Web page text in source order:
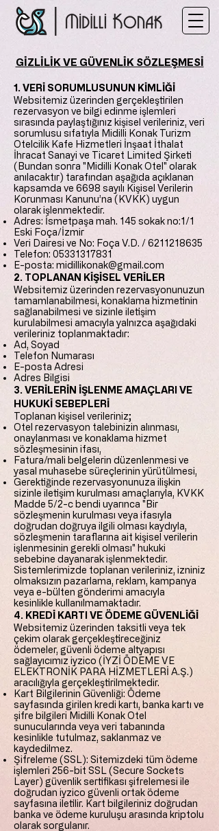
GİZLİLİK VE GÜVENLİK SÖZLEŞMESİ
1. VERİ SORUMLUSUNUN KİMLİĞİ
Websitemiz üzerinden gerçekleştirilen
rezervasyon ve bilgi edinme işlemleri
sırasında paylaştığınız kişisel verileriniz, veri
sorumlusu sıfatıyla Midilli Konak Turizm
Otelcilik Kafe Hizmetleri İnşaat İthalat
İhracat Sanayi ve Ticaret Limited Şirketi
(Bundan sonra "Midilli Konak Otel" olarak
anılacaktır) tarafından aşağıda açıklanan
kapsamda ve 6698 sayılı Kişisel Verilerin
Korunması Kanunu’na (KVKK) uygun
olarak işlenmektedir.
Adres: İsmetpaşa mah. 145 sokak no:1/1
Eski Foça/İzmir
Veri Dairesi ve No: Foça V.D. / 6211218635
Telefon: 05331317831
E-posta: midillikonak@gmail.com
2. TOPLANAN KİŞİSEL VERİLER
Websitemiz üzerinden rezervasyonunuzun
tamamlanabilmesi, konaklama hizmetinin
sağlanabilmesi ve sizinle iletişim
kurulabilmesi amacıyla yalnızca aşağıdaki
verileriniz toplanmaktadır:
Ad, Soyad
Telefon Numarası
E-posta Adresi
Adres Bilgisi
3. VERİLERİN İŞLENME AMAÇLARI VE
HUKUKİ SEBEPLERİ
Toplanan kişisel verileriniz;
Otel rezervasyon talebinizin alınması,
onaylanması ve konaklama hizmet
sözleşmesinin ifası,
Fatura/mali belgelerin düzenlenmesi ve
yasal muhasebe süreçlerinin yürütülmesi,
Gerektiğinde rezervasyonunuza ilişkin
sizinle iletişim kurulması amaçlarıyla, KVKK
Madde 5/2-c bendi uyarınca "Bir
sözleşmenin kurulması veya ifasıyla
doğrudan doğruya ilgili olması kaydıyla,
sözleşmenin taraflarına ait kişisel verilerin
işlenmesinin gerekli olması" hukuki
sebebine dayanarak işlenmektedir.
Sistemlerimizde toplanan verileriniz, izniniz
olmaksızın pazarlama, reklam, kampanya
veya e-bülten gönderimi amacıyla
kesinlikle kullanılmamaktadır.
4. KREDİ KARTI VE ÖDEME GÜVENLİĞİ
Websitemiz üzerinden taksitli veya tek
çekim olarak gerçekleştireceğiniz
ödemeler, güvenli ödeme altyapısı
sağlayıcımız iyzico (İYZİ ÖDEME VE
ELEKTRONİK PARA HİZMETLERİ A.Ş.)
aracılığıyla gerçekleştirilmektedir.
Kart Bilgilerinin Güvenliği: Ödeme
sayfasında girilen kredi kartı, banka kartı ve
şifre bilgileri Midilli Konak Otel
sunucularında veya veri tabanında
kesinlikle tutulmaz, saklanmaz ve
kaydedilmez.
Şifreleme (SSL): Sitemizdeki tüm ödeme
işlemleri 256-bit SSL (Secure Sockets
Layer) güvenlik sertifikası şifrelemesi ile
doğrudan iyzico güvenli ortak ödeme
sayfasına iletilir. Kart bilgileriniz doğrudan
banka ve ödeme kuruluşu arasında kriptolu
olarak sorgulanır.